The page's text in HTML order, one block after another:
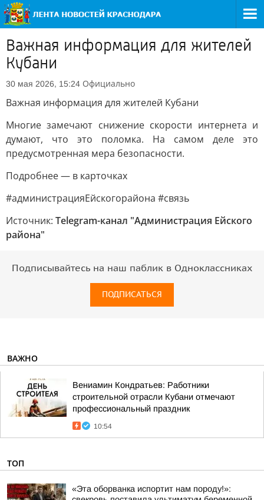
Важная информация для жителей
Кубани
30 мая 2026, 15:24 Официально
Важная информация для жителей Кубани
Многие замечают снижение скорости интернета и
думают, что это поломка. На самом деле это
предусмотренная мера безопасности.
Подробнее — в карточках
#администрацияЕйскогорайона #связь
Источник: Telegram-канал "Администрация Ейского
района"
Подписывайтесь на наш паблик в Одноклассниках
ПОДПИСАТЬСЯ
ВАЖНО
Вениамин Кондратьев: Работники
строительной отрасли Кубани отмечают
профессиональный праздник
10:54
ТОП
«Эта оборванка испортит нам породу!»: